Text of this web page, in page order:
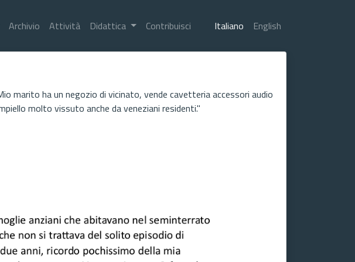
Archivio Attività Didattica Contribuisci Italiano English
marito ha un negozio di vicinato, vende cavetteria accessori audio
molto vissuto anche da veneziani residenti."